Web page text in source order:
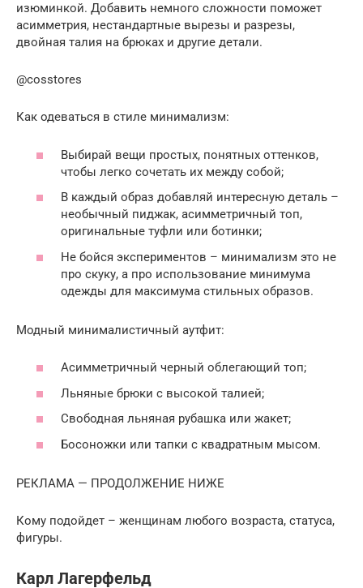
изюминкой. Добавить немного сложности поможет
асимметрия, нестандартные вырезы и разрезы,
двойная талия на брюках и другие детали.
@cosstores
Как одеваться в стиле минимализм:
Выбирай вещи простых, понятных оттенков,
чтобы легко сочетать их между собой;
В каждый образ добавляй интересную деталь –
необычный пиджак, асимметричный топ,
оригинальные туфли или ботинки;
Не бойся экспериментов – минимализм это не
про скуку, а про использование минимума
одежды для максимума стильных образов.
Модный минималистичный аутфит:
Асимметричный черный облегающий топ;
Льняные брюки с высокой талией;
Свободная льняная рубашка или жакет;
Босоножки или тапки с квадратным мысом.
РЕКЛАМА — ПРОДОЛЖЕНИЕ НИЖЕ
Кому подойдет – женщинам любого возраста, статуса,
фигуры.
Карл Лагерфельд